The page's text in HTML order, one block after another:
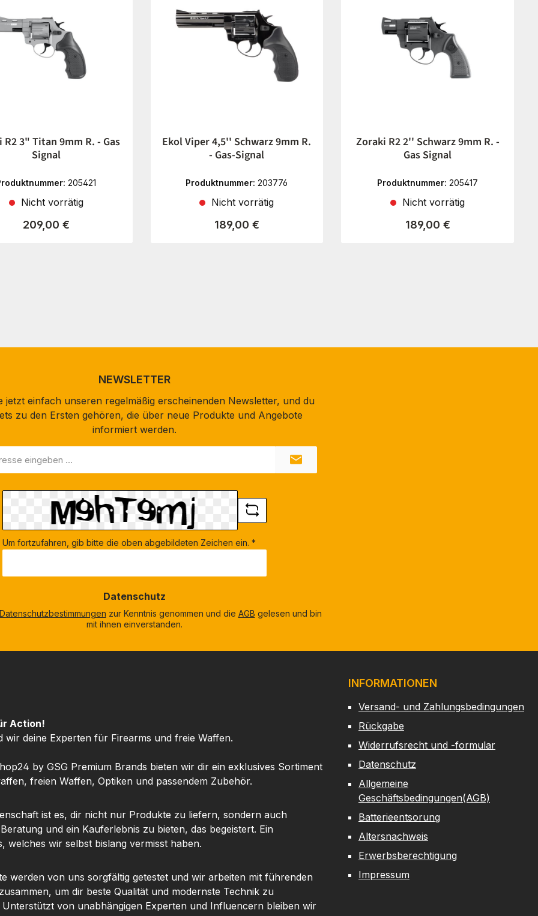
R2 3" Titan 9mm R. - Gas
Signal
205421
Nicht vorrätig
Regulärer Preis:
209,00 €
Ekol Viper 4,5'' Schwarz 9mm R.
- Gas-Signal
Produktnummer:203776
Nicht vorrätig
Regulärer Preis:
189,00 €
Zoraki R2 2'' Schwarz 9mm R. -
Gas Signal
Produktnummer:205417
Nicht vorrätig
Regulärer Preis:
189,00 €
NEWSLETTER
jetzt einfach unseren regelmäßig erscheinenden Newsletter, und du
zu den Ersten gehören, die über neue Produkte und Angebote
informiert werden.
Um fortzufahren, gib bitte die oben abgebildeten Zeichen ein. *
Datenschutz
zur Kenntnis genommen und die AGB gelesen und bin
mit ihnen einverstanden.
Action!
wir deine Experten für Firearms und freie Waffen.
by GSG Premium Brands bieten wir dir ein exklusives Sortiment
freien Waffen, Optiken und passendem Zubehör.
ist es, dir nicht nur Produkte zu liefern, sondern auch
und ein Kauferlebnis zu bieten, das begeistert. Ein
welches wir selbst bislang vermisst haben.
werden von uns sorgfältig getestet und wir arbeiten mit führenden
um dir beste Qualität und modernste Technik zu
Unterstützt von unabhängigen Experten und Influencern bleiben wir
INFORMATIONEN
Versand- und Zahlungsbedingungen
Rückgabe
Widerrufsrecht und -formular
Datenschutz
Allgemeine
Geschäftsbedingungen(AGB)
Batterieentsorung
Altersnachweis
Erwerbsberechtigung
Impressum